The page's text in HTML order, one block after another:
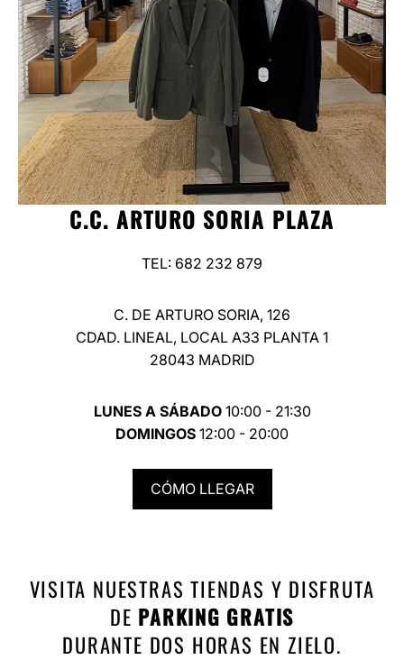
C.C. ARTURO SORIA PLAZA
TEL: 682 232 879
C. DE ARTURO SORIA, 126
CDAD. LINEAL, LOCAL A33 PLANTA 1
28043 MADRID
LUNES A SÁBADO10:00 - 21:30
DOMINGOS 12:00 - 20:00
CÓMO LLEGAR
VISITA NUESTRAS TIENDAS Y DISFRUTA
DE PARKING GRATIS
DURANTE DOS HORAS EN ZIELO.